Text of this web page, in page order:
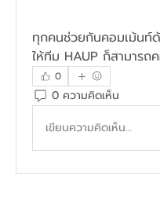
ทุกคนช่วยกันคอมเม้นท์ด้
ให้ทีม HAUP ก็สามารถ
0
0 ความคิดเห็น
เขียนความคิดเห็น…